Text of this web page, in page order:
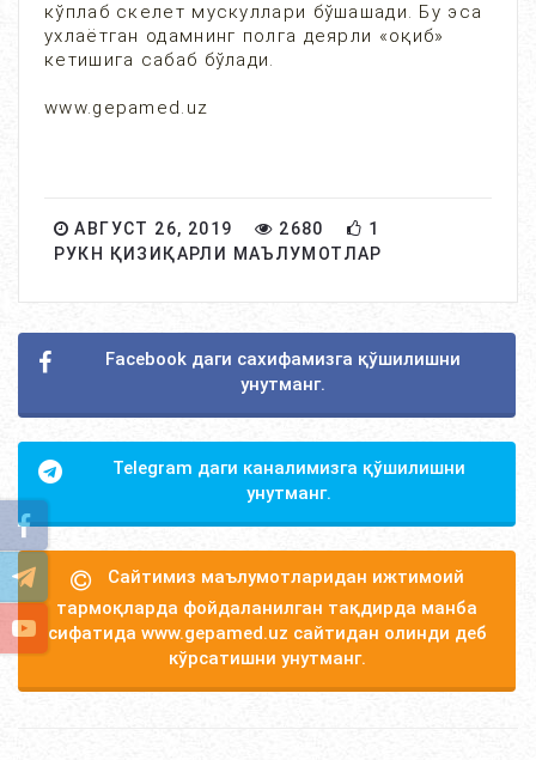
кўплаб скелет мускуллари бўшашади. Бу эса
ухлаётган одамнинг полга деярли «оқиб»
кетишига сабаб бўлади.
www.gepamed.uz
АВГУСТ 26, 2019 2680
1
РУКН ҚИЗИҚАРЛИ МАЪЛУМОТЛАР
Facebook даги сахифамизга қўшилишни
унутманг.
Telegram даги каналимизга қўшилишни
унутманг.
Сайтимиз маълумотларидан ижтимоий
тармоқларда фойдаланилган тақдирда манба
сифатида www.gepamed.uz сайтидан олинди деб
кўрсатишни унутманг.